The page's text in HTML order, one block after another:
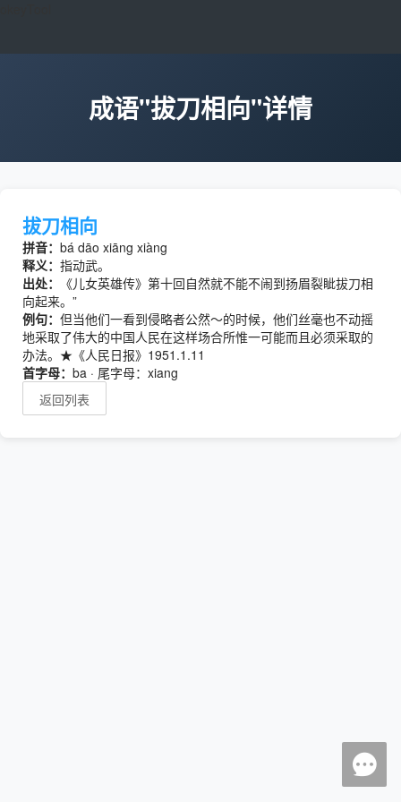
成语"拔刀相向"详情
拔刀相向
拼音： bá dāo xiāng xiàng
释义： 指动武。
出处：
《儿女英雄传》第十回自然就不能不闹到扬眉裂眦拔刀相
向起来。”
例句： 但当他们一看到侵略者公然～的时候，他们丝毫也不动摇
地采取了伟大的中国人民在这样场合所惟一可能而且必须采取的
办法。★《人民日报》1951.1.11
首字母： ba · 尾字母：xiang
返回列表